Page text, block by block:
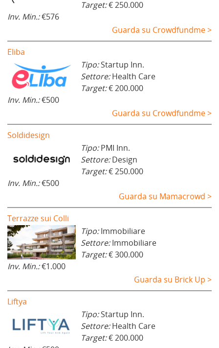
Target:€ 250.000
Inv. Min.:€576
Guarda su Crowdfundme >
Eliba
Tipo:Startup Inn.
Settore:Health Care
Target:€ 200.000
Inv. Min.:€500
Guarda su Crowdfundme >
Soldidesign
Tipo:PMI Inn.
Settore:Design
Target:€ 250.000
Inv. Min.:€500
Guarda su Mamacrowd >
Terrazze sui Colli
Tipo:Immobiliare
Settore:Immobiliare
Target:€ 300.000
Inv. Min.:€1.000
Guarda su Brick Up >
Liftya
Tipo:Startup Inn.
Settore:Health Care
Target:€ 200.000